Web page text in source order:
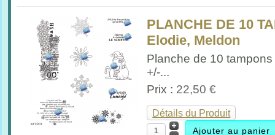
PLANCHE DE 10
Elodie, Meldon
Planche de 10
+/-...
Prix : 22,50 €
Détails du Produit